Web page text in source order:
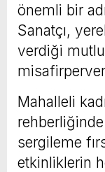
önemli bir
Sanatçı,
verdiği
Mahalleli
sergileme
etkinliklerin